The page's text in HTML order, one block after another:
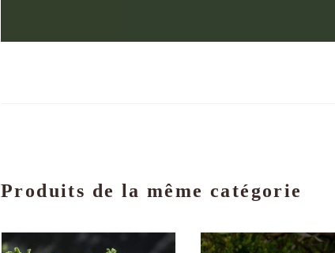
Produits de la même catégorie